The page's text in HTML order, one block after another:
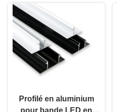
Profilé en aluminium
pour bande LED en